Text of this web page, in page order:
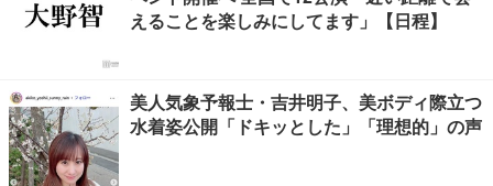
えることを楽しみにしてます」【日程】
美人気象予報士・吉井明子、美ボディ際立つ
水着姿公開「ドキッとした」「理想的」の声